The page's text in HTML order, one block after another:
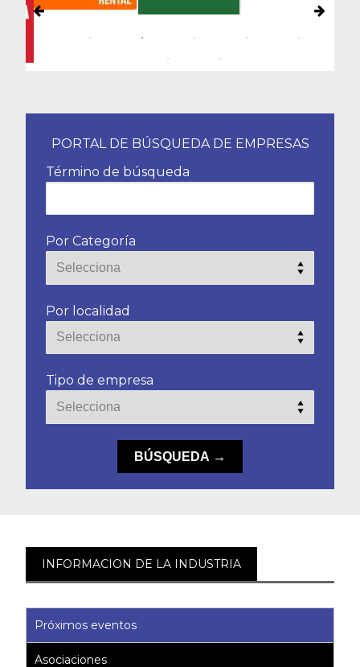
PORTAL DE BÚSQUEDA DE EMPRESAS
Término de búsqueda
Por Categoría
Por localidad
Tipo de empresa
INFORMACION DE LA INDUSTRIA
Próximos eventos
Asociaciones